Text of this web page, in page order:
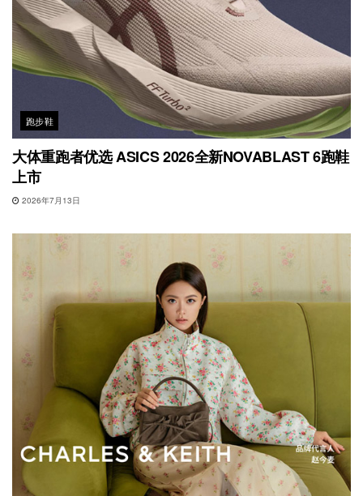
跑步鞋
大体重跑者优选 ASICS 2026全新NOVABLAST 6跑鞋
上市
2026年7月13日